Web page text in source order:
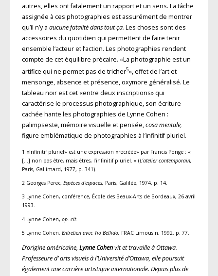
autres, elles ont fatalement un rapport et un sens. La tâche
assignée à ces photographies est assurément de montrer
qu’il n’y a aucune fatalité dans tout ça. Les choses sont des
accessoires du quotidien qui permettent de faire tenir
ensemble l’acteur et l’action. Les photographies rendent
compte de cet équilibre pré­caire. «La photographie est un
artifice qui ne permet pas de tricher5», effet de l’art et
mensonge, absence et présence, oxymore généralisé. Le
tableau noir est cet «entre deux inscriptions» qui
caractérise le processus photographique, son écriture
cachée hante les photo­graphies de Lynne Cohen :
palimpseste, mémoire visuelle et pensée,cosa mentale,
figure emblématique de photographies à l’infinitif pluriel.
1 «Infinitif pluriel» est une expression «recréée» par Francis Ponge : «
[…] non pas être, mais êtres, l’infinitif pluriel. » (L’atelier contemporain,
Paris, Gallimard, 1977, p. 341).
2 Georges Perec, Espèces d’espaces, Paris, Galilée, 1974, p. 14.
3 Lynne Cohen, conférence, École des Beaux-Arts de Bordeaux, 26 avril
1993.
4 Lynne Cohen, op. cit.
5 Lynne Cohen, Entretien avec Tio Bellido, FRAC Limousin, 1992, p. 77.
D’origine américaine, Lynne Cohenvit et travaille à Ottawa.
Professeure d’ arts visuels à l’Université d’Ottawa, elle poursuit
également une carrière artistique internationale. Depuis plus de